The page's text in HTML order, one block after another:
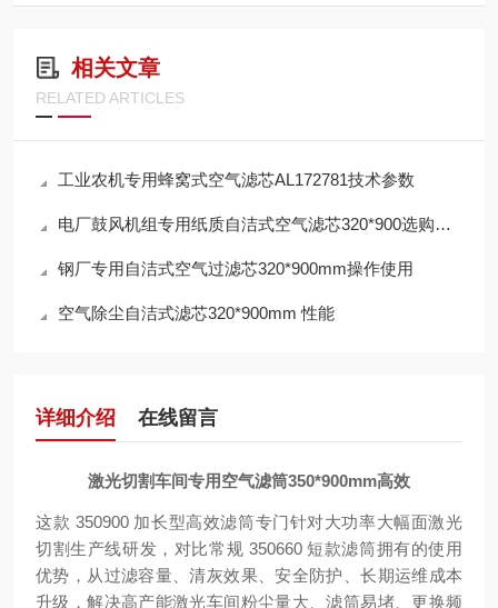
相关文章
RELATED ARTICLES
工业农机专用蜂窝式空气滤芯AL172781技术参数
电厂鼓风机组专用纸质自洁式空气滤芯320*900选购指南
钢厂专用自洁式空气过滤芯320*900mm操作使用
空气除尘自洁式滤芯320*900mm 性能
详细介绍 在线留言
激光切割车间专用空气滤筒350*900mm高效
这款 350900 加长型高效滤筒专门针对大功率大幅面激光
切割生产线研发，对比常规 350660 短款滤筒拥有的使用
优势，从过滤容量、清灰效果、安全防护、长期运维成本
升级，解决高产能激光车间粉尘量大、滤筒易堵、更换频